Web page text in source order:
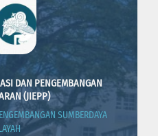
DAN PENGEMBANGAN
(JIEPP)
SUMBERDAYA